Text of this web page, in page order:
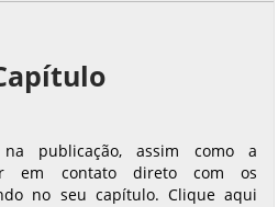
publicação, assim como a
em contato direto com os
no seu capítulo. Clique aqui